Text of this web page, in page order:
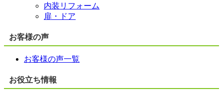
内装リフォーム
扉・ドア
お客様の声
お客様の声一覧
お役立ち情報